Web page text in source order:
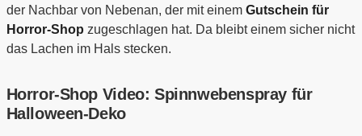
der Nachbar von Nebenan, der mit einem Gutschein für
Horror-Shop zugeschlagen hat. Da bleibt einem sicher nicht
das Lachen im Hals stecken.
Horror-Shop Video: Spinnwebenspray für
Halloween-Deko